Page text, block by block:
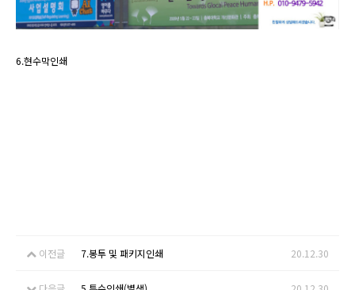
6.현수막인쇄
이전글 7.봉투 및 패키지인쇄 20.12.30